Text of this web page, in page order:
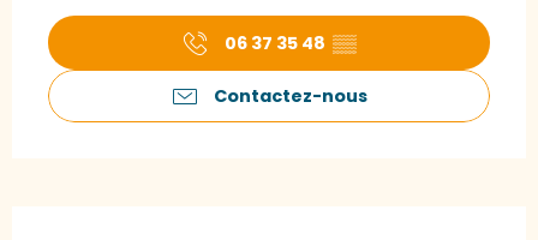
06 37 35 48 ▒▒
Contactez-nous